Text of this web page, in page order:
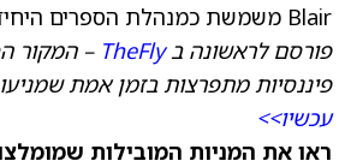
Blair משמשת כמנהלת הספרים היחידה של ההצעה.
פורסם לראשונה בTheFly – המקור
פיננסיות מתפרצות בזמן אמת
עכשיו>>
ראו את המניות המובילות